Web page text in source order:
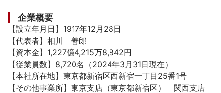
企業概要
【設立年月日】1917年12月28日
【代表者】相川　善郎
【資本金】1,227億4,215万8,842円
【従業員数】8,720名（2024年3月31日現在）
【本社所在地】東京都新宿区西新宿一丁目25番1号
【その他事業所】東京支店（東京都新宿区）　関西支店